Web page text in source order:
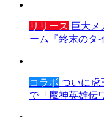
リリース 巨大メ
ーム『終末のタ
コラボ ついに虎
で「魔神英雄伝